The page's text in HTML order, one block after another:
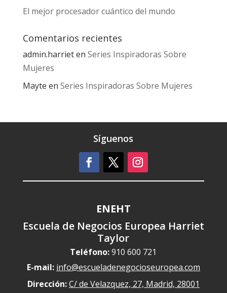
El mejor procesador cuántico del mundo
Comentarios recientes
admin.harrieten Series Inspiradoras Sobre
Mujeres
Mayte en Series Inspiradoras Sobre Mujeres
Síguenos
ENEHT
Escuela de Negocios Europea Harriet
Taylor
Teléfono:910 600 721
E-mail: info@escueladenegocioseuropea.com
Dirección:C/ de Velazquez, 27, Madrid, 28001